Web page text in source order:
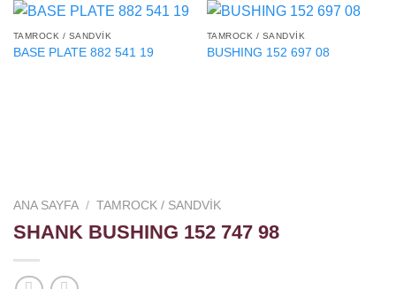
TAMROCK / SANDVIK
BASE PLATE 882 541 19
TAMROCK / SANDVIK
BUSHING 152 697 08
ANA SAYFA / TAMROCK / SANDVIK
SHANK BUSHING 152 747 98